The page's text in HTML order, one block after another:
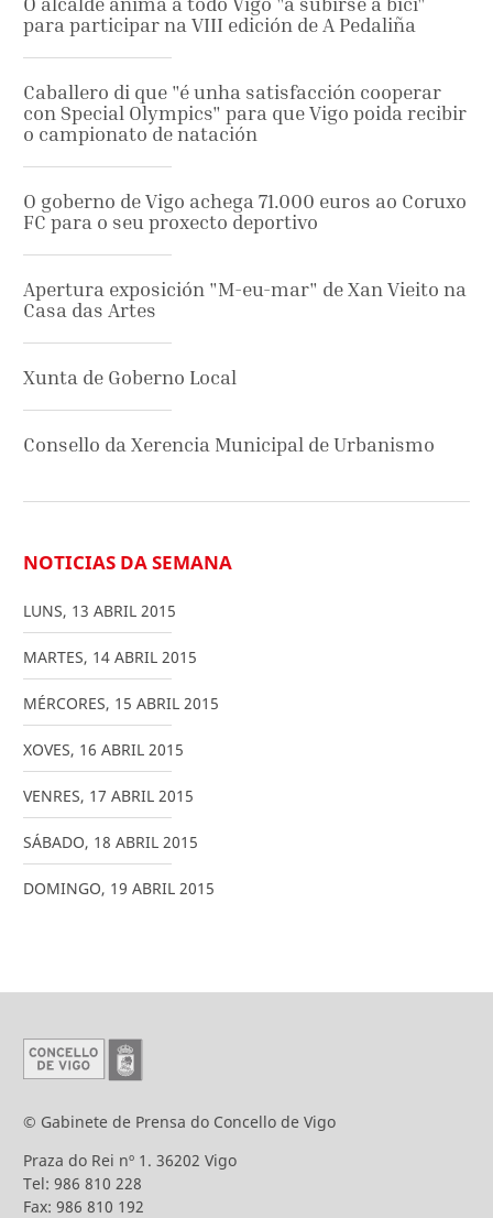
para participar na VIII edición de A Pedaliña
Caballero di que "é unha satisfacción cooperar
con Special Olympics" para que Vigo poida recibir
o campionato de natación
O goberno de Vigo achega 71.000 euros ao Coruxo
FC para o seu proxecto deportivo
Apertura exposición "M-eu-mar" de Xan Vieito na
Casa das Artes
Xunta de Goberno Local
Consello da Xerencia Municipal de Urbanismo
NOTICIAS DA SEMANA
LUNS, 13 ABRIL 2015
MARTES, 14 ABRIL 2015
MÉRCORES, 15 ABRIL 2015
XOVES, 16 ABRIL 2015
VENRES, 17 ABRIL 2015
SÁBADO, 18 ABRIL 2015
DOMINGO, 19 ABRIL 2015
© Gabinete de Prensa do Concello de Vigo
Praza do Rei nº 1. 36202 Vigo
Tel: 986 810 228
Fax: 986 810 192